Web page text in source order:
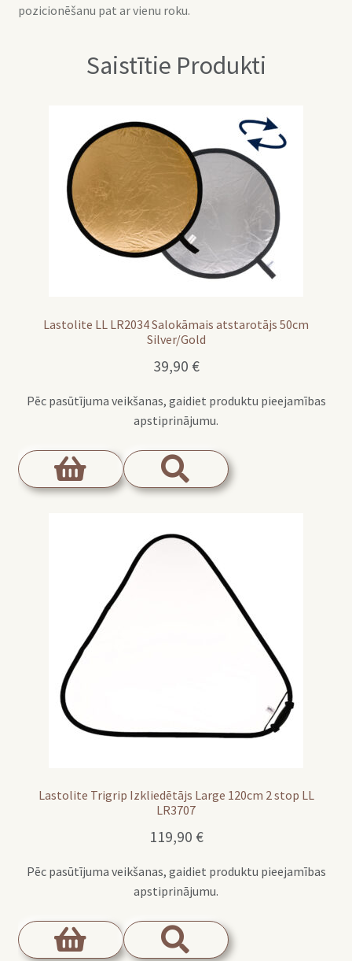
pozicionēšanu pat ar vienu roku.
Saistītie Produkti
Lastolite LL LR2034 Salokāmais atstarotājs 50cm
Silver/Gold
39,90 €
Pēc pasūtījuma veikšanas, gaidiet produktu pieejamības
apstiprinājumu.
Lastolite Trigrip Izkliedētājs Large 120cm 2 stop LL
LR3707
119,90 €
Pēc pasūtījuma veikšanas, gaidiet produktu pieejamības
apstiprinājumu.